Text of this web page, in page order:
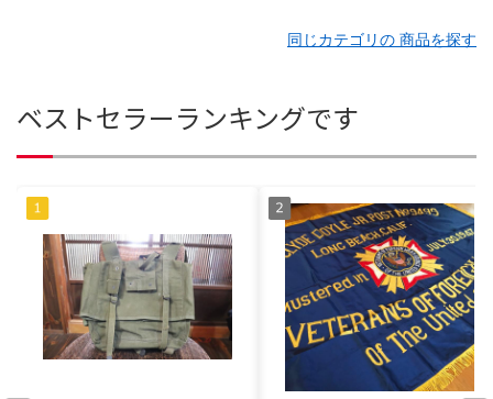
同じカテゴリの 商品を探す
ベストセラーランキングです